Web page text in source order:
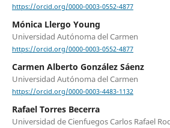
https://orcid.org/0000-0003-0552-4877
Mónica Llergo Young
Universidad Autónoma del Carmen
https://orcid.org/0000-0003-0552-4877
Carmen Alberto González Sáenz
Universidad Autónoma del Carmen
https://orcid.org/0000-0003-4483-1132
Rafael Torres Becerra
Universidad de Cienfuegos Carlos Rafael